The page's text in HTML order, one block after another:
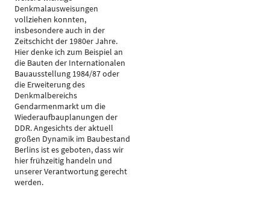
Denkmalausweisungen
vollziehen konnten,
insbesondere auch in der
Zeitschicht der 1980er Jahre.
Hier denke ich zum Beispiel an
die Bauten der Internationalen
Bauausstellung 1984/87 oder
die Erweiterung des
Denkmalbereichs
Gendarmenmarkt um die
Wiederaufbauplanungen der
DDR. Angesichts der aktuell
großen Dynamik im Baubestand
Berlins ist es geboten, dass wir
hier frühzeitig handeln und
unserer Verantwortung gerecht
werden.